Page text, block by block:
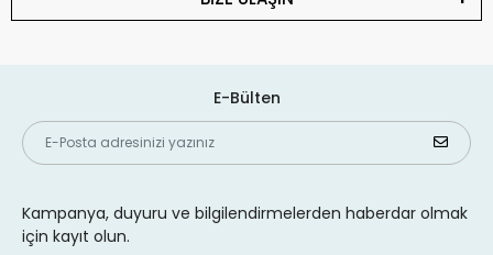
E-Bülten
Kampanya, duyuru ve bilgilendirmelerden haberdar olmak
için kayıt olun.